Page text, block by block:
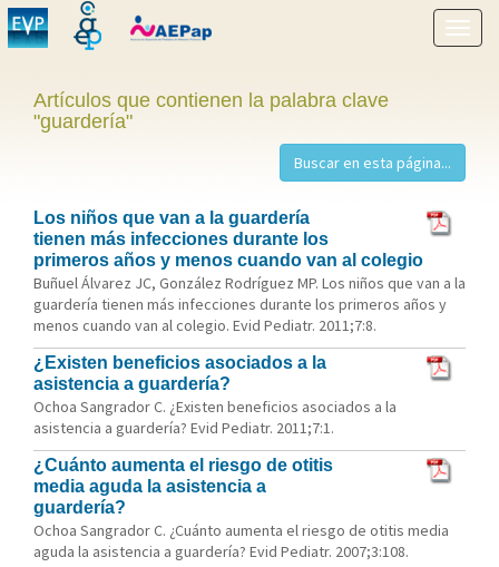
menú
Artículos que contienen la palabra clave
"guardería"
Los niños que van a la guardería
tienen más infecciones durante los
primeros años y menos cuando van al colegio
Buñuel Álvarez JC, González Rodríguez MP. Los niños que van a la
guardería tienen más infecciones durante los primeros años y
menos cuando van al colegio. Evid Pediatr. 2011;7:8.
¿Existen beneficios asociados a la
asistencia a guardería?
Ochoa Sangrador C. ¿Existen beneficios asociados a la
asistencia a guardería? Evid Pediatr. 2011;7:1.
¿Cuánto aumenta el riesgo de otitis
media aguda la asistencia a
guardería?
Ochoa Sangrador C. ¿Cuánto aumenta el riesgo de otitis media
aguda la asistencia a guardería? Evid Pediatr. 2007;3:108.